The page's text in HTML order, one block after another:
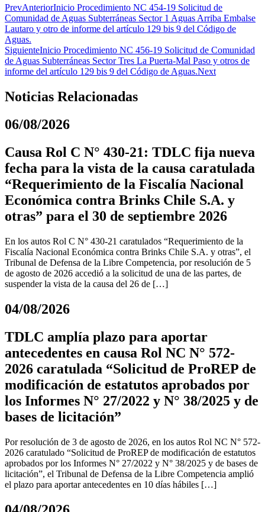
PrevAnteriorInicio Procedimiento NC 454-19 Solicitud de
Comunidad de Aguas Subterráneas Sector 1 Aguas Arriba Embalse
Lautaro y otro de informe del artículo 129 bis 9 del Código de
Aguas.
SiguienteInicio Procedimiento NC 456-19 Solicitud de Comunidad
de Aguas Subterráneas Sector Tres La Puerta-Mal Paso y otros de
informe del artículo 129 bis 9 del Código de Aguas.Next
Noticias Relacionadas
06/08/2026
Causa Rol C N° 430-21: TDLC fija nueva
fecha para la vista de la causa caratulada
“Requerimiento de la Fiscalía Nacional
Económica contra Brinks Chile S.A. y
otras” para el 30 de septiembre 2026
En los autos Rol C N° 430-21 caratulados “Requerimiento de la
Fiscalía Nacional Económica contra Brinks Chile S.A. y otras”, el
Tribunal de Defensa de la Libre Competencia, por resolución de 5
de agosto de 2026 accedió a la solicitud de una de las partes, de
suspender la vista de la causa del 26 de […]
04/08/2026
TDLC amplía plazo para aportar
antecedentes en causa Rol NC N° 572-
2026 caratulada “Solicitud de ProREP de
modificación de estatutos aprobados por
los Informes N° 27/2022 y N° 38/2025 y de
bases de licitación”
Por resolución de 3 de agosto de 2026, en los autos Rol NC N° 572-
2026 caratulado “Solicitud de ProREP de modificación de estatutos
aprobados por los Informes N° 27/2022 y N° 38/2025 y de bases de
licitación”, el Tribunal de Defensa de la Libre Competencia amplió
el plazo para aportar antecedentes en 10 días hábiles […]